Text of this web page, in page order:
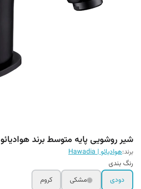
شیر روشویی پایه متوسط برند هوادیائو Hawadia
برند:هوادیائو | Hawadia
رنگ بندی
دودی
مشکی کروم